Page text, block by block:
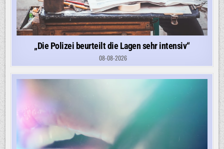
„Die Polizei beurteilt die Lagen sehr intensiv“
08-08-2026